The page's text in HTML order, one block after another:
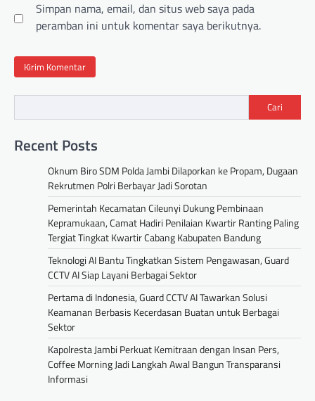
Simpan nama, email, dan situs web saya pada
peramban ini untuk komentar saya berikutnya.
Cari
Recent Posts
Oknum Biro SDM Polda Jambi Dilaporkan ke Propam, Dugaan
Rekrutmen Polri Berbayar Jadi Sorotan
Pemerintah Kecamatan Cileunyi Dukung Pembinaan
Kepramukaan, Camat Hadiri Penilaian Kwartir Ranting Paling
Tergiat Tingkat Kwartir Cabang Kabupaten Bandung
Teknologi AI Bantu Tingkatkan Sistem Pengawasan, Guard
CCTV AI Siap Layani Berbagai Sektor
Pertama di Indonesia, Guard CCTV AI Tawarkan Solusi
Keamanan Berbasis Kecerdasan Buatan untuk Berbagai
Sektor
Kapolresta Jambi Perkuat Kemitraan dengan Insan Pers,
Coffee Morning Jadi Langkah Awal Bangun Transparansi
Informasi